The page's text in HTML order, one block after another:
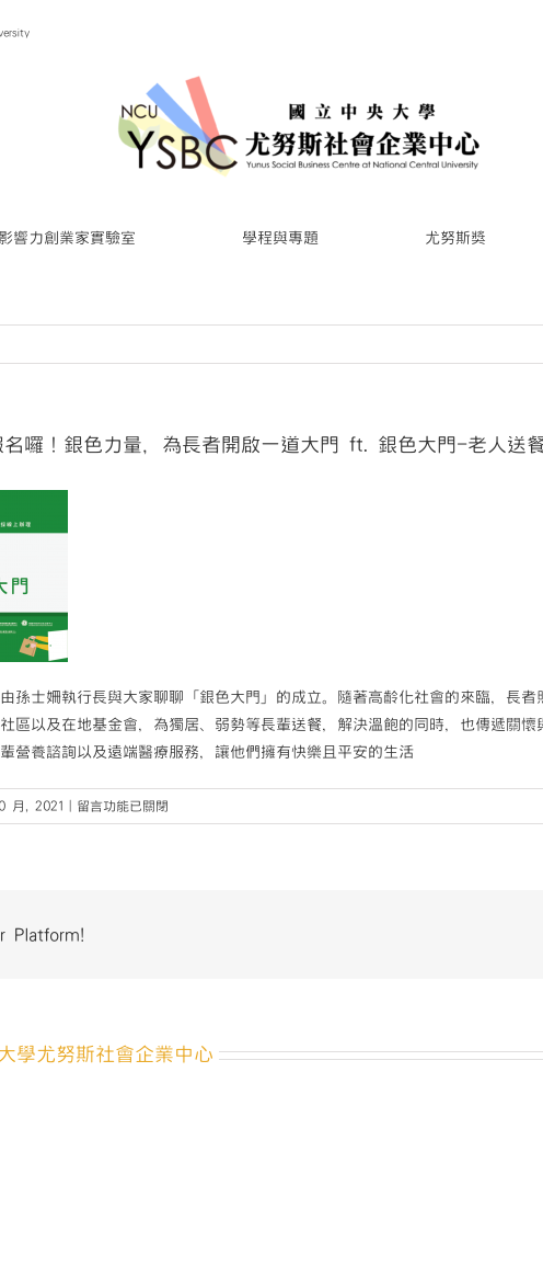
影響力創業家實驗室 學程與專題 尤努斯獎
名囉！銀色力量，為長者開啟一道大門 ft. 銀色大門-老人送
孫士姍執行長與大家聊聊「銀色大門」的成立。隨著高齡化社會的來臨，長
區以及在地基金會，為獨居、弱勢等長輩送餐，解決溫飽的同時，也傳遞關
營養諮詢以及遠端醫療服務，讓他們擁有快樂且平安的生活
月, 2021
在
〈【桃
聚
名
留言功能已關閉
Platform!
學尤努斯社會企業中心